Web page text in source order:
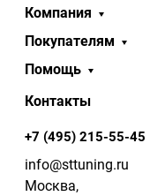
Компания
Покупателям
Помощь
Контакты
+7 (495) 215-55-45
info@sttuning.ru
Москва,